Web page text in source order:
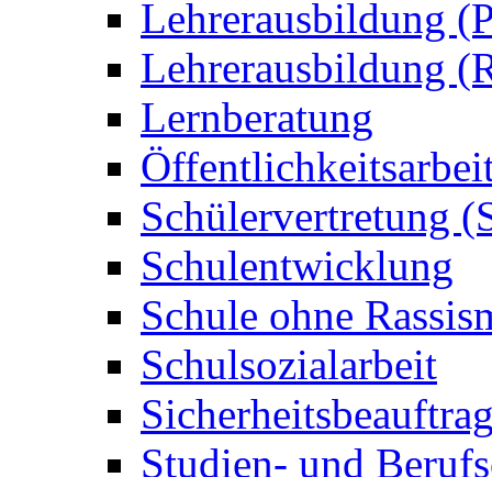
Lehrerausbildung
Lehrerausbildung
Lernberatung
Schülervertretung
Schulentwicklung
Schule ohne
Schulsozialarbeit
Studien- und